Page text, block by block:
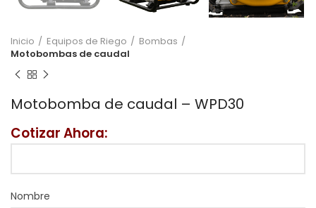
Inicio Equipos de Riego
Bombas
Motobombas de caudal
Motobomba de caudal – WPD30
Cotizar Ahora:
Nombre